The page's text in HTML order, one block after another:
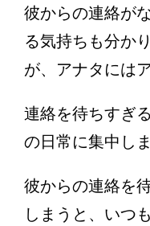
彼からの連絡が
る気持ちも分か
が、アナタには
連絡を待ちすぎ
の日常に集中し
彼からの連絡を
しまうと、いつ